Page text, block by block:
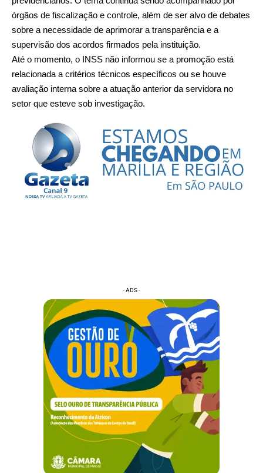
órgãos de fiscalização e controle, além de ser alvo de debates
sobre a necessidade de aprimorar a transparência e a
supervisão dos acordos firmados pela instituição.
Até o momento, o INSS não informou se a promoção está
relacionada a critérios técnicos específicos ou se houve
avaliação interna sobre a atuação anterior da servidora no
setor que esteve sob investigação.
- ADS -